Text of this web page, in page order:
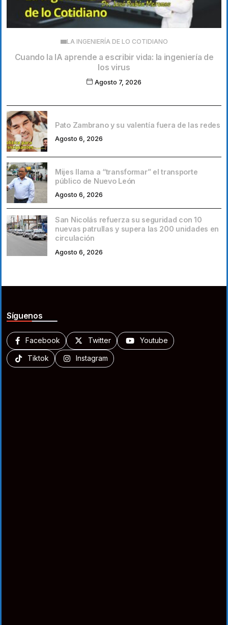
LA INGENIERÍA DE LO COTIDIANO
Cuando la IA aprende a escribir vida: la ingeniería de
los virus
Agosto 7, 2026
Pato Zambrano y su valentía fuera de las redes
Agosto 6, 2026
Mijes llama a “transformar” el transporte
público de Nuevo León
Agosto 6, 2026
San Nicolás refuerza su seguridad con 10
nuevas patrullas y supera las 200 unidades en
circulación
Agosto 6, 2026
Síguenos
Facebook Twitter Youtube
Tiktok Instagram